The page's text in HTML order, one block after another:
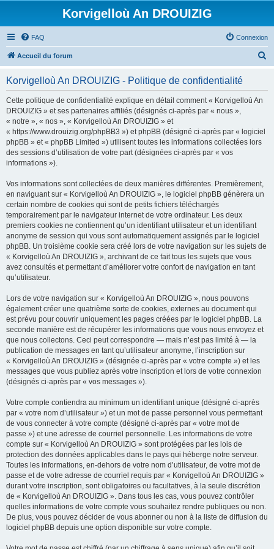
Korvigelloù An DROUIZIG
FAQ Connexion
Accueil du forum
Korvigelloù An DROUIZIG - Politique de confidentialité
Cette politique de confidentialité explique en détail comment « Korvigelloù An
DROUIZIG » et ses partenaires affiliés (désignés ci-après par « nous »,
« notre », « nos », « Korvigelloù An DROUIZIG » et
« https://www.drouizig.org/phpBB3 ») et phpBB (désigné ci-après par « logiciel
phpBB » et « phpBB Limited ») utilisent toutes les informations collectées lors
des sessions d’utilisation de votre part (désignées ci-après par « vos
informations »).
Vos informations sont collectées de deux manières différentes. Premièrement,
en naviguant sur « Korvigelloù An DROUIZIG », le logiciel phpBB génèrera un
certain nombre de cookies qui sont de petits fichiers téléchargés
temporairement par le navigateur internet de votre ordinateur. Les deux
premiers cookies ne contiennent qu’un identifiant utilisateur et un identifiant
anonyme de session qui vous sont automatiquement assignés par le logiciel
phpBB. Un troisième cookie sera créé lors de votre navigation sur les sujets de
« Korvigelloù An DROUIZIG », archivant de ce fait tous les sujets que vous
avez consultés et permettant d’améliorer votre confort de navigation en tant
qu’utilisateur.
Lors de votre navigation sur « Korvigelloù An DROUIZIG », nous pouvons
également créer une quatrième sorte de cookies, externes au document qui
est prévu pour couvrir uniquement les pages créées par le logiciel phpBB. La
seconde manière est de récupérer les informations que vous nous envoyez et
que nous collectons. Ceci peut correspondre — mais n’est pas limité à — la
publication de messages en tant qu’utilisateur anonyme, l’inscription sur
« Korvigelloù An DROUIZIG » (désignée ci-après par « votre compte ») et les
messages que vous publiez après votre inscription et lors de votre connexion
(désignés ci-après par « vos messages »).
Votre compte contiendra au minimum un identifiant unique (désigné ci-après
par « votre nom d’utilisateur ») et un mot de passe personnel vous permettant
de vous connecter à votre compte (désigné ci-après par « votre mot de
passe ») et une adresse de courriel personnelle. Les informations de votre
compte sur « Korvigelloù An DROUIZIG » sont protégées par les lois de
protection des données applicables dans le pays qui héberge notre serveur.
Toutes les informations, en-dehors de votre nom d’utilisateur, de votre mot de
passe et de votre adresse de courriel requis par « Korvigelloù An DROUIZIG »
durant votre inscription, sont obligatoires ou facultatives, à la seule discrétion
de « Korvigelloù An DROUIZIG ». Dans tous les cas, vous pouvez contrôler
quelles informations de votre compte vous souhaitez rendre publiques ou non.
De plus, vous pouvez décider de vous abonner ou non à la liste de diffusion du
logiciel phpBB depuis une option disponible sur votre compte.